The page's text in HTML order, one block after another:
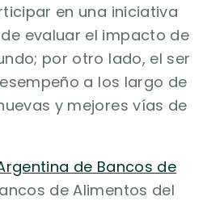
en una iniciativa
evaluar el impacto de
por otro lado, el ser
a los largo de
y mejores vías de
de Bancos de
de Alimentos del